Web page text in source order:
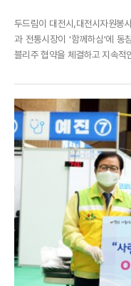
두드림이 대전시,대전시자원봉
과 전통시장이 '함께하심'에 동
블리주 협약을 체결하고 지속적
전달 해대전 지역 경제 회복에
원 상당의 후원금과 함께‘함께하